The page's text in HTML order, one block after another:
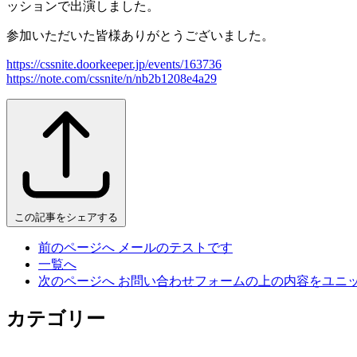
ッションで出演しました。
参加いただいた皆様ありがとうございました。
https://cssnite.doorkeeper.jp/events/163736
https://note.com/cssnite/n/nb2b1208e4a29
この記事をシェアする
前のページへ メールのテストです
一覧へ
次のページへ お問い合わせフォームの上の内容をユニ
カテゴリー